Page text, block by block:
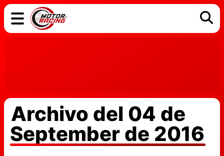
Archivo del 04 de
September de 2016